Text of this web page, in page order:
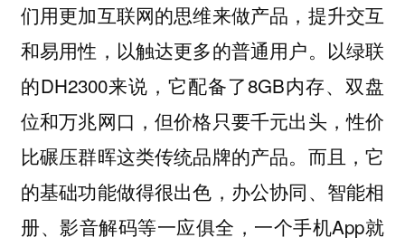
们用更加互联网的思维来做产品，提升交互
和易用性，以触达更多的普通用户。以绿联
的DH2300来说，它配备了8GB内存、双盘
位和万兆网口，但价格只要千元出头，性价
比碾压群晖这类传统品牌的产品。而且，它
的基础功能做得很出色，办公协同、智能相
册、影音解码等一应俱全，一个手机App就